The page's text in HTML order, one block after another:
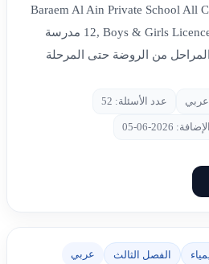
Baraem Al Ain Private School All
12, Boys & Girls Licence No. 130, 1985 - Baniyas مدرسة
من الروضة حتى المرحلة
عربي عدد الأسئلة: 52
2026-06-05
الفصل الثالث عربي